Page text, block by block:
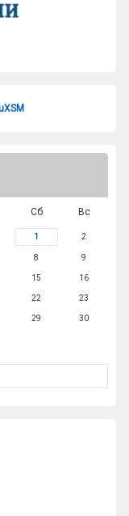
Сб Вс
1 2
8 9
15 16
22 23
29 30